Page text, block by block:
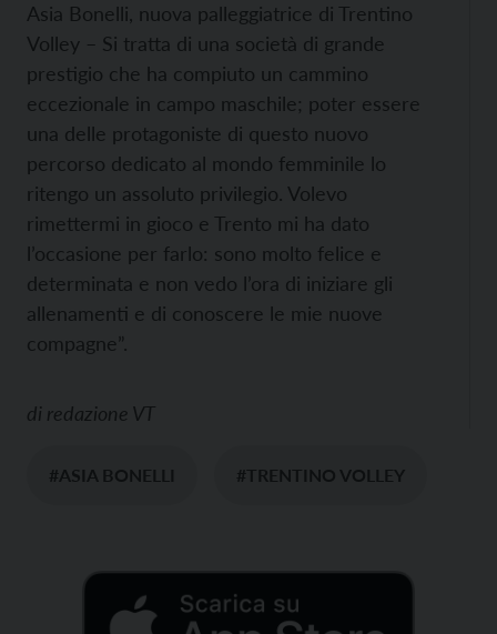
Asia Bonelli, nuova palleggiatrice di Trentino
Volley – Si tratta di una società di grande
prestigio che ha compiuto un cammino
eccezionale in campo maschile; poter essere
una delle protagoniste di questo nuovo
percorso dedicato al mondo femminile lo
ritengo un assoluto privilegio. Volevo
rimettermi in gioco e Trento mi ha dato
l’occasione per farlo: sono molto felice e
determinata e non vedo l’ora di iniziare gli
allenamenti e di conoscere le mie nuove
compagne”.
di redazione VT
#ASIA BONELLI #TRENTINO VOLLEY